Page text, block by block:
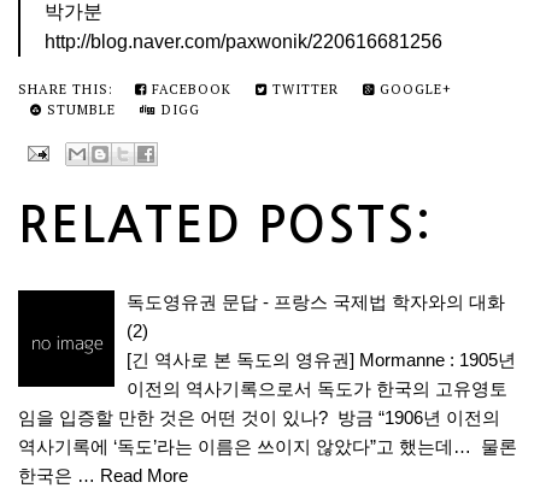
박가분
http://blog.naver.com/paxwonik/220616681256
SHARE THIS: FACEBOOK TWITTER
GOOGLE+
STUMBLE
DIGG
RELATED POSTS:
독도영유권 문답 - 프랑스 국제법 학자와의 대화
(2)
[긴 역사로 본 독도의 영유권] Mormanne : 1905년
이전의 역사기록으로서 독도가 한국의 고유영토
임을 입증할 만한 것은 어떤 것이 있나? 방금 “1906년 이전의
역사기록에 ‘독도’라는 이름은 쓰이지 않았다”고 했는데… 물론
한국은 … Read More